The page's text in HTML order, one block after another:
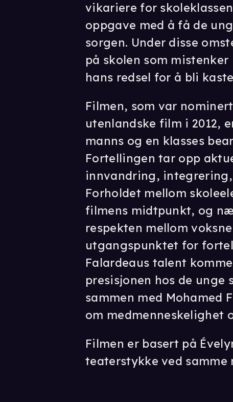
vikariere for
oppgave med å få de
sorgen. Under disse
på skolen som
hans redsel for å bli
Filmen, som var
utenlandske film i 2012,
manns og en klasses
Fortellingen tar opp
innvandring,
Forholdet mellom
filmens midtpunkt, og
respekten mellom
utgangspunktet for
Falardeaus talent
presisjonen hos de unge
sammen med Mohamed
om medmenneskelighet
Filmen er basert på
teaterstykke ved samme